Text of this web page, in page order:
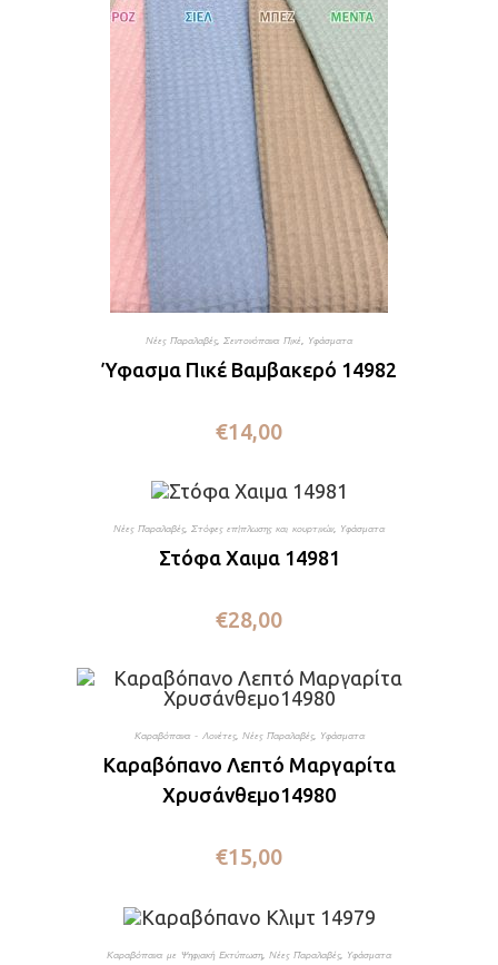
Νέες Παραλαβές, Σεντονόπανα Πικέ Υφάσματα
Ύφασμα Πικέ Βαμβακερό 14982
€14,00
Νέες Παραλαβές, Στόφες επίπλωσης και κουρτινών, Υφάσματα
Στόφα Χαιμα 14981
€28,00
Καραβόπανα - Λονέτες, Νέες Παραλαβές, Υφάσματα
Καραβόπανο Λεπτό Μαργαρίτα
Χρυσάνθεμο14980
€15,00
Καραβόπανα με Ψηφιακή Εκτύπωση Νέες Παραλαβές, Υφάσματα